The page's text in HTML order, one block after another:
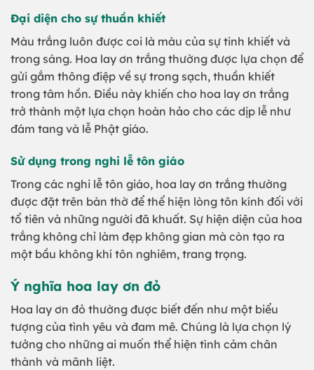
Đại diện cho sự thuần khiết
Màu trắng luôn được coi là màu của sự tinh khiết và
trong sáng. Hoa lay ơn trắng thường được lựa chọn để
gửi gắm thông điệp về sự trong sạch, thuần khiết
trong tâm hồn. Điều này khiến cho hoa lay ơn trắng
trở thành một lựa chọn hoàn hảo cho các dịp lễ như
đám tang và lễ Phật giáo.
Sử dụng trong nghi lễ tôn giáo
Trong các nghi lễ tôn giáo, hoa lay ơn trắng thường
được đặt trên bàn thờ để thể hiện lòng tôn kính đối với
tổ tiên và những người đã khuất. Sự hiện diện của hoa
trắng không chỉ làm đẹp không gian mà còn tạo ra
một bầu không khí tôn nghiêm, trang trọng.
Ý nghĩa hoa lay ơn đỏ
Hoa lay ơn đỏ thường được biết đến như một biểu
tượng của tình yêu và đam mê. Chúng là lựa chọn lý
tưởng cho những ai muốn thể hiện tình cảm chân
thành và mãnh liệt.